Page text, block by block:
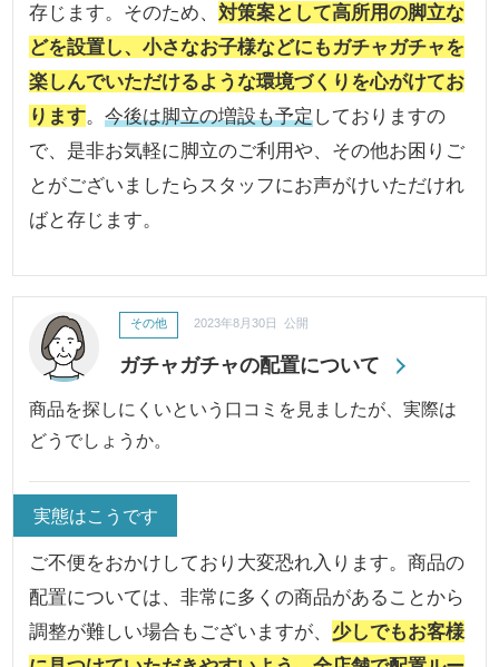
存じます。そのため、対策案として高所用の脚立な
どを設置し、小さなお子様などにもガチャガチャを
楽しんでいただけるような環境づくりを心がけてお
ります。今後は脚立の増設も予定しておりますの
で、是非お気軽に脚立のご利用や、その他お困りご
とがございましたらスタッフにお声がけいただけれ
ばと存じます。
ガチャガチャの配置について
その他 2023年8月30日 公開
商品を探しにくいという口コミを見ましたが、実際は
どうでしょうか。
実態はこうです
ご不便をおかけしており大変恐れ入ります。商品の
配置については、非常に多くの商品があることから
調整が難しい場合もございますが、 少しでもお客様